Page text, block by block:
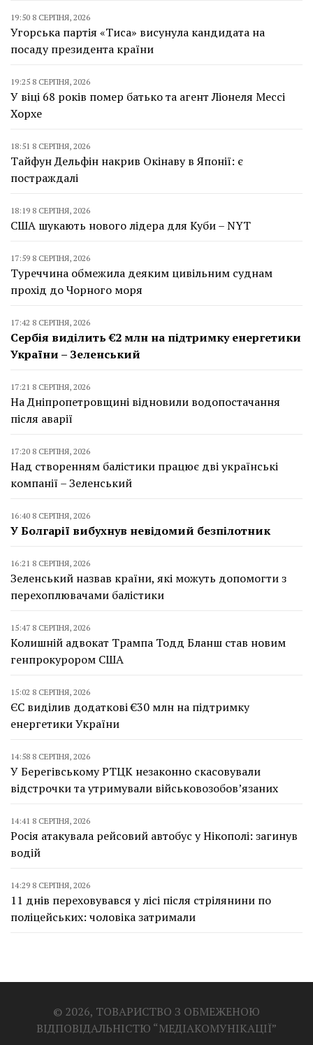
19:50 8 СЕРПНЯ, 2026
Угорська партія «Тиса» висунула кандидата на
посаду президента країни
19:25 8 СЕРПНЯ, 2026
У віці 68 років помер батько та агент Ліонеля Мессі
Хорхе
18:51 8 СЕРПНЯ, 2026
Тайфун Дельфін накрив Окінаву в Японії: є
постраждалі
18:19 8 СЕРПНЯ, 2026
США шукають нового лідера для Куби – NYT
17:59 8 СЕРПНЯ, 2026
Туреччина обмежила деяким цивільним суднам
прохід до Чорного моря
17:42 8 СЕРПНЯ, 2026
Сербія виділить €2 млн на підтримку енергетики
України – Зеленський
17:21 8 СЕРПНЯ, 2026
На Дніпропетровщині відновили водопостачання
після аварії
17:20 8 СЕРПНЯ, 2026
Над створенням балістики працює дві українські
компанії – Зеленський
16:40 8 СЕРПНЯ, 2026
У Болгарії вибухнув невідомий безпілотник
16:21 8 СЕРПНЯ, 2026
Зеленський назвав країни, які можуть допомогти з
перехоплювачами балістики
15:47 8 СЕРПНЯ, 2026
Колишній адвокат Трампа Тодд Бланш став новим
генпрокурором США
15:02 8 СЕРПНЯ, 2026
ЄС виділив додаткові €30 млн на підтримку
енергетики України
14:58 8 СЕРПНЯ, 2026
У Берегівському РТЦК незаконно скасовували
відстрочки та утримували військовозобов’язаних
14:41 8 СЕРПНЯ, 2026
Росія атакувала рейсовий автобус у Нікополі: загинув
водій
14:29 8 СЕРПНЯ, 2026
11 днів переховувався у лісі після стрілянини по
поліцейських: чоловіка затримали
© 2026, ТОВАРИСТВО З ОБМЕЖЕНОЮ
ВІДПОВІДАЛЬНІСТЮ “МЕДІАКОМУНІКАЦІЇ”